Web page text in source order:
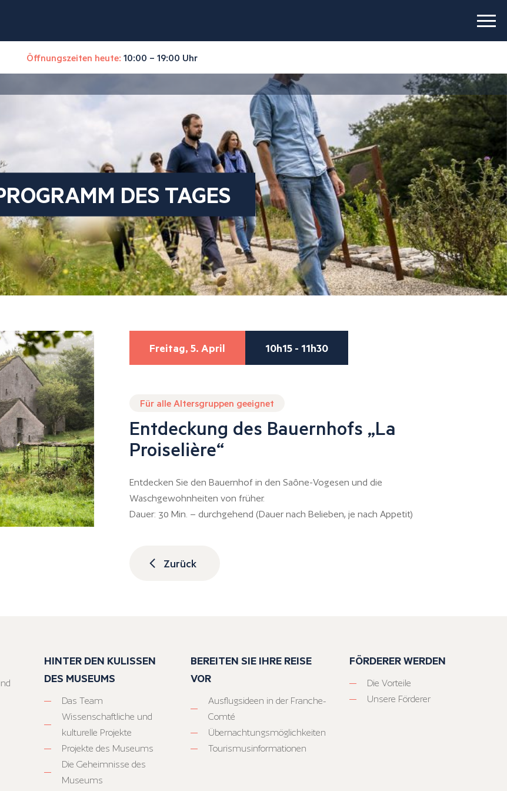
Öffnungszeiten heute: 10:00 – 19:00 Uhr
DES TAGES
Freitag, 5. April 10h15 - 11h30
Für alle Altersgruppen geeignet
Entdeckung des Bauernhofs „La
Proiselière“
Entdecken Sie den Bauernhof in den Saône-Vogesen und die
Waschgewohnheiten von früher.
Dauer: 30 Min. – durchgehend (Dauer nach Belieben, je nach Appetit)
Zurück
HINTER DEN KULISSEN
DES MUSEUMS
Das Team
Wissenschaftliche und
kulturelle Projekte
Projekte des Museums
Die Geheimnisse des
Museums
BEREITEN SIE IHRE REISE
VOR
Ausflugsideen in der Franche-
Comté
Übernachtungsmöglichkeiten
Tourismusinformationen
FÖRDERER WERDEN
Die Vorteile
Unsere Förderer